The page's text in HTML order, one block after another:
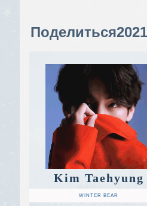
Поделиться
Kim Taehyung
WINTER BEAR